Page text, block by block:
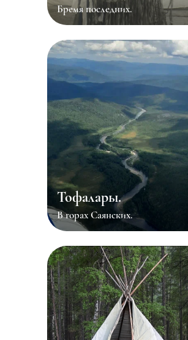
Бремя последних.
Тофалары.
В горах Саянских.